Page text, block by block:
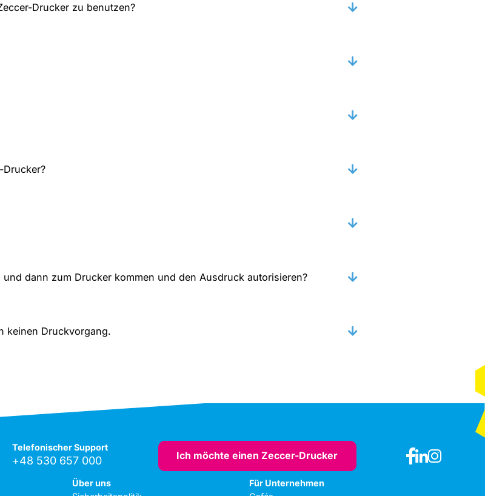
Drucker zu benutzen?
Drucker?
dann zum Drucker kommen und den Ausdruck autorisieren?
keinen Druckvorgang.
Telefonischer Support
+48 530 657 000 Ich möchte einen Zeccer-Drucker
Über uns
Für Unternehmen